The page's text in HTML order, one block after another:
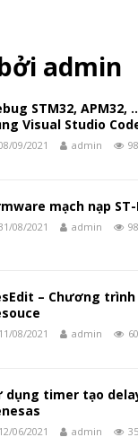
admin
STM32,
Visual Studio
09/2021 admin
mạch nạp
08/2021 admin
– Chương
11/08/2021 admin
dụng timer tạo delay
12/06/2021 admin